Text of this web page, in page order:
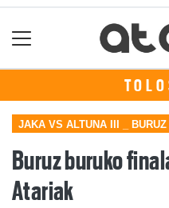
JAKA VS ALTUNA III _
Buruz buruko
Atariak